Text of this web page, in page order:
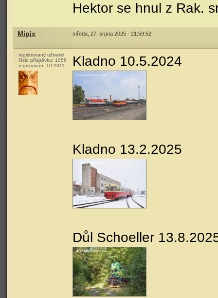
Hektor se hnul z Rak.
Mipix středa, 27. srpna 2025 - 21:59:52
registrovaný uživatel
číslo příspěvku: 1056
registrován: 10-2011 Kladno 10.5.2024
Kladno 13.2.2025
Důl Schoeller